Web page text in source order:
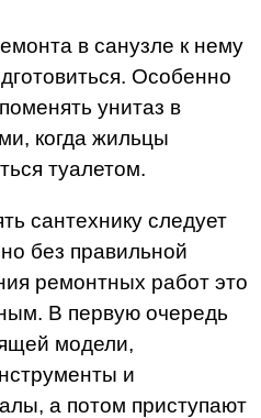
в санузле к нему
Особенно
унитаз в
когда жильцы
туалетом.
сантехнику следует
без правильной
ремонтных работ это
В первую очередь
модели,
и
а потом приступают